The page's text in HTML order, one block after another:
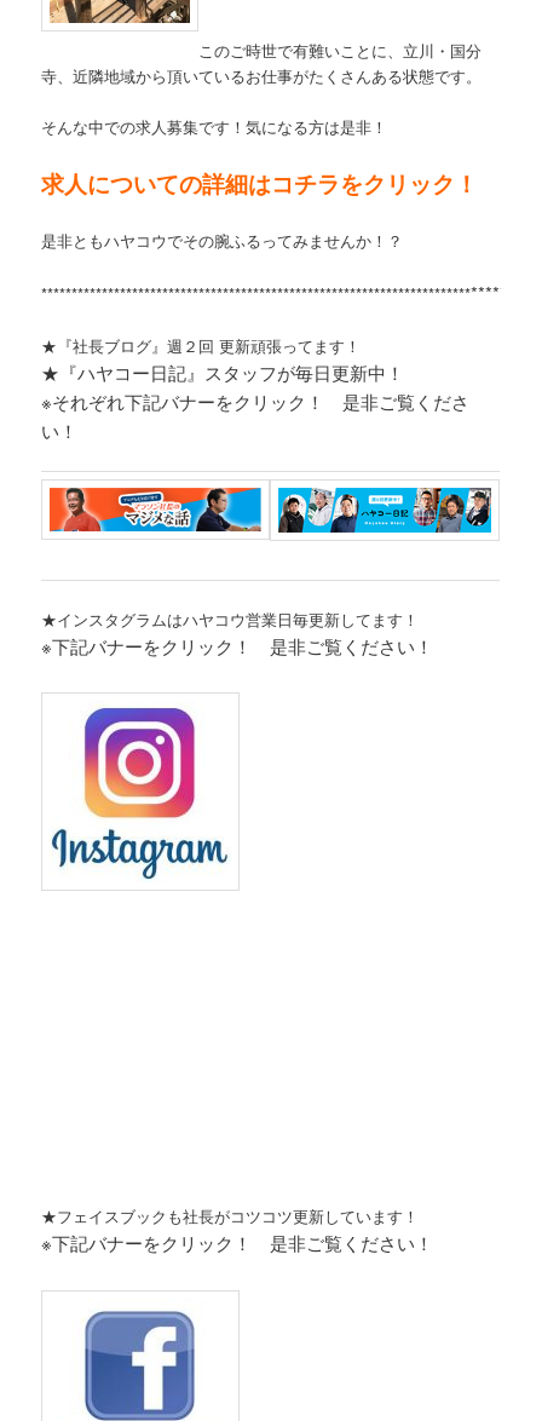
このご時世で有難いことに、立川・国分
寺、近隣地域から頂いているお仕事がたくさんある状態です。
そんな中での求人募集です！気になる方は是非！
求人についての詳細はコチラをクリック！
是非ともハヤコウでその腕ふるってみませんか！？
***********************************************************************
★『社長ブログ』週２回 更新頑張ってます！
★『ハヤコー日記』スタッフが毎日更新中！
※それぞれ下記バナーをクリック！ 是非ご覧くださ
い！
★インスタグラムはハヤコウ営業日毎更新してます！
※下記バナーをクリック！ 是非ご覧ください！
★フェイスブックも社長がコツコツ更新しています！
※下記バナーをクリック！ 是非ご覧ください！